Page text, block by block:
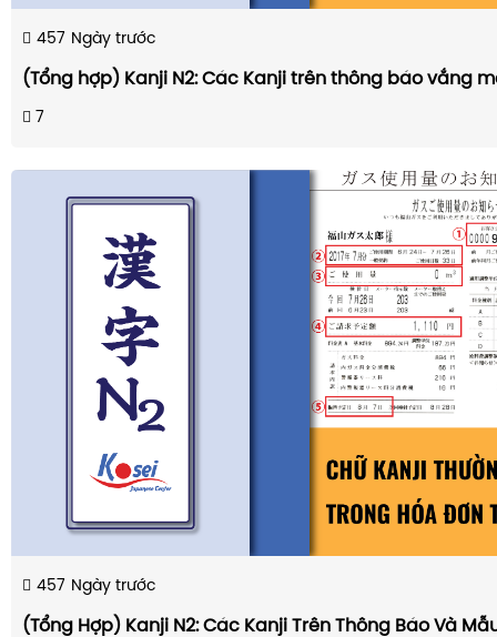
457 Ngày trước
(Tổng hợp) Kanji N2: Các Kanji trên thông báo vắng
7
457 Ngày trước
(Tổng Hợp) Kanji N2: Các Kanji Trên Thông Báo Và